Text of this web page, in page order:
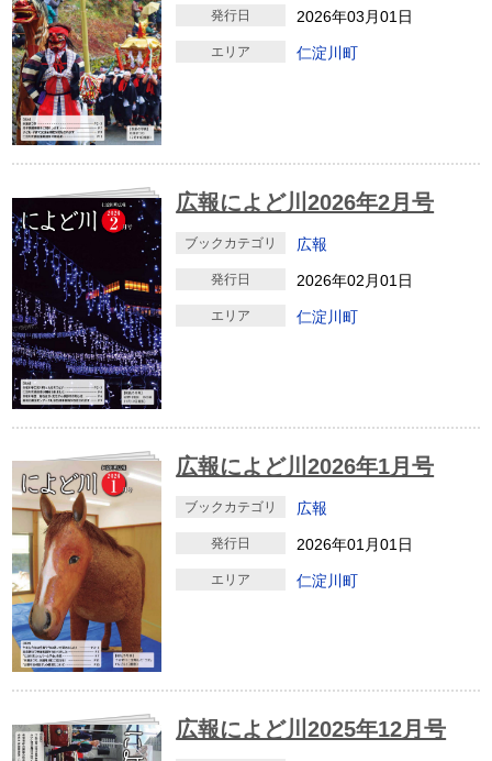
発行日 2026年03月01日
エリア 仁淀川町
広報によど川2026年2月号
ブックカテゴリ 広報
発行日 2026年02月01日
エリア 仁淀川町
広報によど川2026年1月号
ブックカテゴリ 広報
発行日 2026年01月01日
エリア 仁淀川町
広報によど川2025年12月号